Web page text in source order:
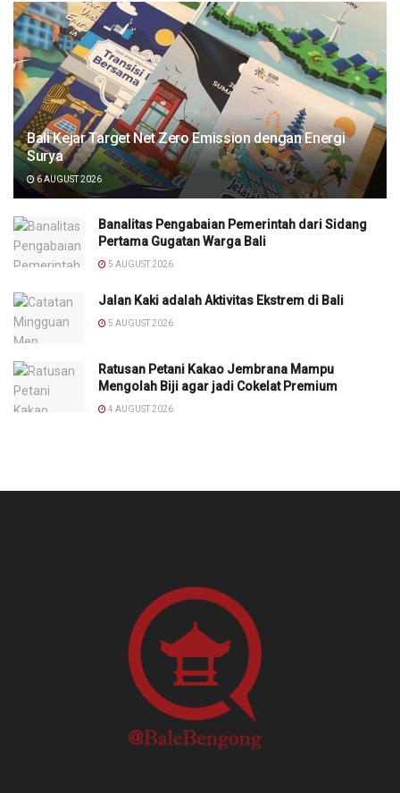
Bali Kejar Target Net Zero Emission dengan Energi
Surya
6 AUGUST 2026
Banalitas Pengabaian Pemerintah dari Sidang
Pertama Gugatan Warga Bali
5 AUGUST 2026
Jalan Kaki adalah Aktivitas Ekstrem di Bali
5 AUGUST 2026
Ratusan Petani Kakao Jembrana Mampu
Mengolah Biji agar jadi Cokelat Premium
4 AUGUST 2026